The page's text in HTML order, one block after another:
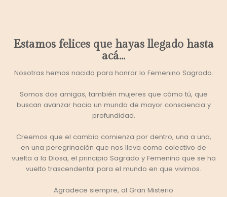
Estamos felices que hayas llegado hasta
acá...
Nosotras hemos nacido para honrar lo Femenino Sagrado.
Somos dos amigas, también mujeres que cómo tú, que
buscan avanzar hacia un mundo de mayor consciencia y
profundidad.
Creemos que el cambio comienza por dentro, una a una,
en una peregrinación que nos lleva como colectivo de
vuelta a la Diosa, el principio Sagrado y Femenino que se ha
vuelto trascendental para el mundo en que vivimos.
Agradece siempre, al Gran Misterio